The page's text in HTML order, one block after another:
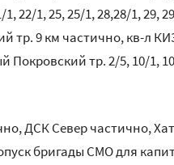
22/1, 25, 25/1, 28,28/1, 29,
9 км частично, кв-л
тр. 2/5, 10/1,
ДСК Север частично,
бригады СМО для